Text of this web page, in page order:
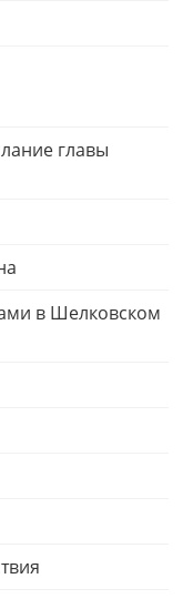
главы
в Шелковском